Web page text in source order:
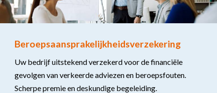
Beroepsaansprakelijkheidsverzekering
Uw bedrijf uitstekend verzekerd voor de financiële
gevolgen van verkeerde adviezen en beroepsfouten.
Scherpe premie en deskundige begeleiding.